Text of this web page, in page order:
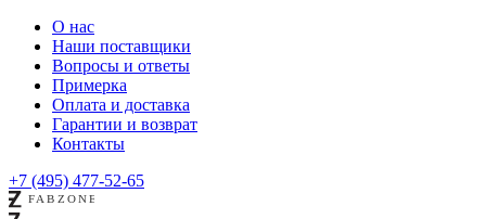
О нас
Наши поставщики
Вопросы и ответы
Примерка
Оплата и доставка
Гарантии и возврат
Контакты
+7 (495) 477-52-65